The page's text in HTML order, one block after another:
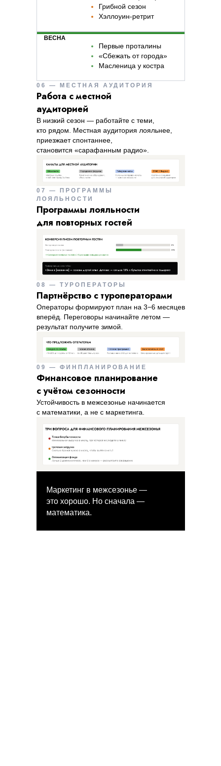
Грибной сезон
Хэллоуин-ретрит
ВЕСНА
Первые проталины
«Сбежать от города»
Масленица у костра
06 — МЕСТНАЯ АУДИТОРИЯ
Работа с местной
аудиторией
В низкий сезон — работайте с теми,
кто рядом. Местная аудитория лояльнее,
приезжает спонтаннее,
становится «сарафанным радио».
07 — ПРОГРАММЫ
ЛОЯЛЬНОСТИ
Программы лояльности
для повторных гостей
08 — ТУРОПЕРАТОРЫ
Партнёрство с туроператорами
Операторы формируют план на 3−6 месяцев
вперёд. Переговоры начинайте летом —
результат получите зимой.
09 — ФИНПЛАНИРОВАНИЕ
Финансовое планирование
с учётом сезонности
Устойчивость в межсезонье начинается
с математики, а не с маркетинга.
Маркетинг в межсезонье —
это хорошо. Но сначала —
математика.